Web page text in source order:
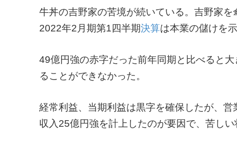
牛丼の吉野家の苦境が続いている。吉野家
2022年2月期第1四半期決算は本業の儲けを
49億円強の赤字だった前年同期と比べると
ることができなかった。
経常利益、当期利益は黒字を確保したが、
収入25億円強を計上したのが要因で、苦しい